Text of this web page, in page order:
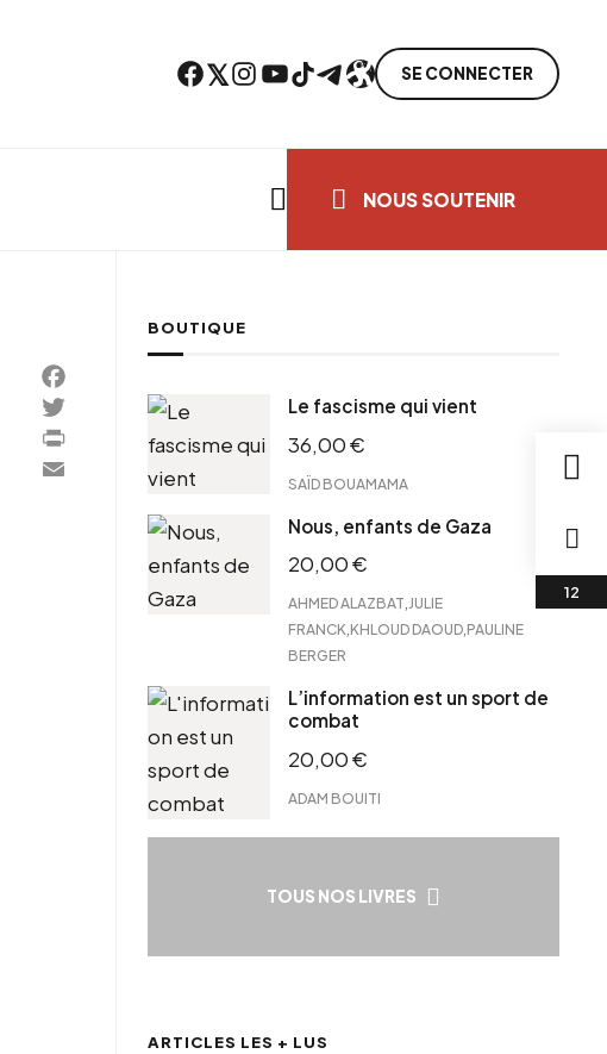
Facebook Twitter Instagram YouTube TikTok TelegramLien SE CONNECTER
NOUS SOUTENIR
Facebook
Twitter
PrintFriendly
Email
BOUTIQUE
Le fascisme qui vient
36,00€
SAÏD BOUAMAMA
Nous, enfants de Gaza
20,00€
AHMED ALAZBAT JULIE
FRANCK KHLOUD DAOUD PAULINE
BERGER
L’information est un sport de
combat
20,00€
ADAM BOUITI
TOUS NOS LIVRES
ARTICLES LES + LUS